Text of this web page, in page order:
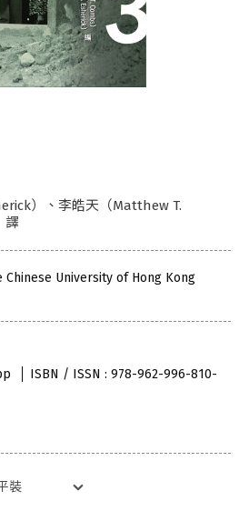
）、李皓天（Matthew T.
譯
Chinese University of Hong Kong
ISBN / ISSN : 978-962-996-810-